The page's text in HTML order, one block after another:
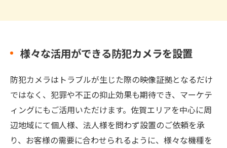
様々な活用ができる防犯カメラを設置
防犯カメラはトラブルが生じた際の映像証拠となるだけ
ではなく、犯罪や不正の抑止効果も期待でき、マーケテ
ィングにもご活用いただけます。佐賀エリアを中心に周
辺地域にて個人様、法人様を問わず設置のご依頼を承
り、お客様の需要に合わせられるように、様々な機種を